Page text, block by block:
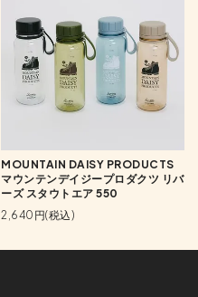
MOUNTAIN DAISY PRODUCTS
マウンテンデイジープロダクツ リバ
ーズ スタウトエア 550
2,640円(税込)